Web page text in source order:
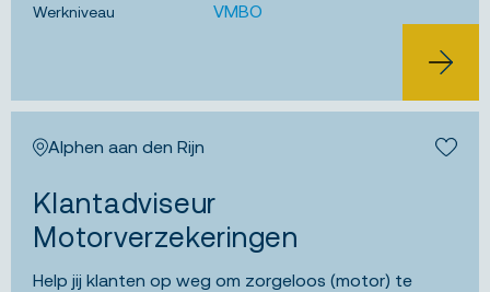
JOB ALERT
Werkniveau VMBO
BEKIJK
Alphen aan den Rijn
Klantadviseur
Motorverzekeringen
Help jij klanten op weg om zorgeloos (motor) te